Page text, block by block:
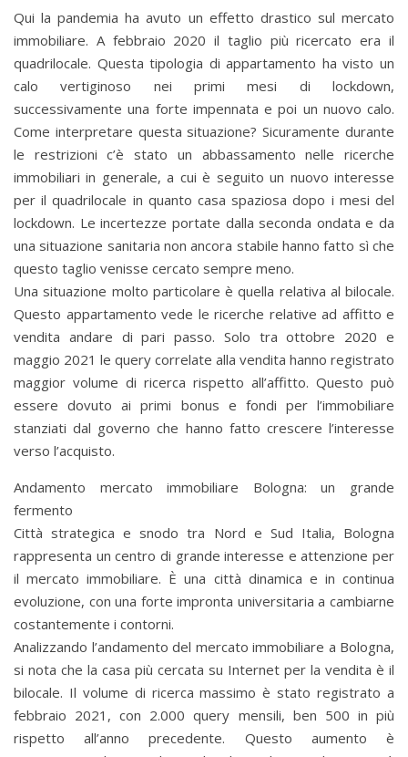
Qui la pandemia ha avuto un effetto drastico sul mercato
immobiliare. A febbraio 2020 il taglio più ricercato era il
quadrilocale. Questa tipologia di appartamento ha visto un
calo vertiginoso nei primi mesi di lockdown,
successivamente una forte impennata e poi un nuovo calo.
Come interpretare questa situazione? Sicuramente durante
le restrizioni c’è stato un abbassamento nelle ricerche
immobiliari in generale, a cui è seguito un nuovo interesse
per il quadrilocale in quanto casa spaziosa dopo i mesi del
lockdown. Le incertezze portate dalla seconda ondata e da
una situazione sanitaria non ancora stabile hanno fatto sì che
questo taglio venisse cercato sempre meno.
Una situazione molto particolare è quella relativa al bilocale.
Questo appartamento vede le ricerche relative ad affitto e
vendita andare di pari passo. Solo tra ottobre 2020 e
maggio 2021 le query correlate alla vendita hanno registrato
maggior volume di ricerca rispetto all’affitto. Questo può
essere dovuto ai primi bonus e fondi per l’immobiliare
stanziati dal governo che hanno fatto crescere l’interesse
verso l’acquisto.
Andamento mercato immobiliare Bologna: un grande
fermento
Città strategica e snodo tra Nord e Sud Italia, Bologna
rappresenta un centro di grande interesse e attenzione per
il mercato immobiliare. È una città dinamica e in continua
evoluzione, con una forte impronta universitaria a cambiarne
costantemente i contorni.
Analizzando l’andamento del mercato immobiliare a Bologna,
si nota che la casa più cercata su Internet per la vendita è il
bilocale. Il volume di ricerca massimo è stato registrato a
febbraio 2021, con 2.000 query mensili, ben 500 in più
rispetto all’anno precedente. Questo aumento è